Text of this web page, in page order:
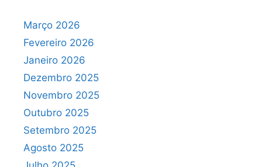
Março 2026
Fevereiro 2026
Janeiro 2026
Dezembro 2025
Novembro 2025
Outubro 2025
Setembro 2025
Agosto 2025